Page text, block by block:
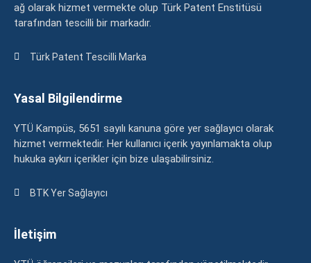
ağ olarak hizmet vermekte olup Türk Patent Enstitüsü
tarafından tescilli bir markadır.
Türk Patent Tescilli Marka
Yasal Bilgilendirme
YTÜ Kampüs, 5651 sayılı kanuna göre yer sağlayıcı olarak
hizmet vermektedir. Her kullanıcı içerik yayınlamakta olup
hukuka aykırı içerikler için bize ulaşabilirsiniz.
BTK Yer Sağlayıcı
İletişim